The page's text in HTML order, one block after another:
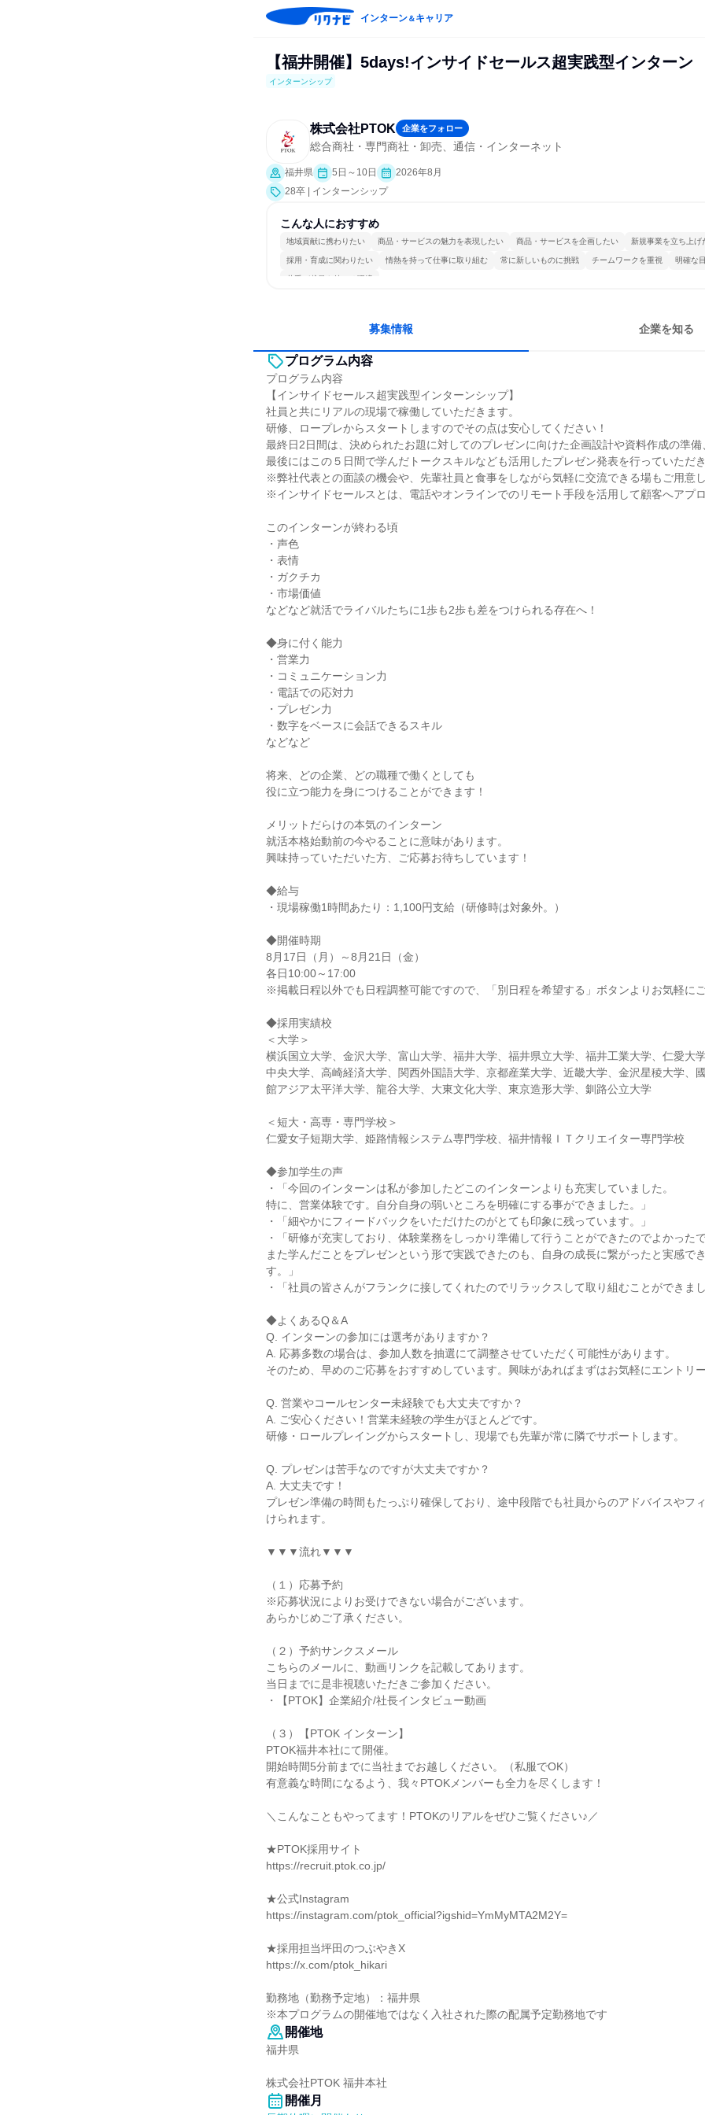
インターン＆キャリア
【福井開催】5days!インサイドセールス超実践型インターン
インターンシップ
株式会社PTOK 企業をフォロー
総合商社・専門商社・卸売、通信・インターネット
福井県 5日～10日
2026年8月
28卒 | インターンシップ
こんな人におすすめ
地域貢献に携わりたい 商品・サービスの魅力を表現したい 商品・サービスを企画したい 新規事業を立ち上げ
採用・育成に関わりたい 情熱を持って仕事に取り組む 常に新しいものに挑戦 チームワークを重視 明確な
若手が裁量を持てる環境
募集情報 企業を知る
プログラム内容
プログラム内容
【インサイドセールス超実践型インターンシップ】
社員と共にリアルの現場で稼働していただきます。
研修、ロープレからスタートしますのでその点は安心してください！
最終日2日間は、決められたお題に対してのプレゼンに向けた企画設計や資料作成の準備
最後にはこの５日間で学んだトークスキルなども活用したプレゼン発表を行っていただき
※弊社代表との面談の機会や、先輩社員と食事をしながら気軽に交流できる場もご用意
※インサイドセールスとは、電話やオンラインでのリモート手段を活用して顧客へアプロ
このインターンが終わる頃
・声色
・表情
・ガクチカ
・市場価値
などなど就活でライバルたちに1歩も2歩も差をつけられる存在へ！
◆身に付く能力
・営業力
・コミュニケーション力
・電話での応対力
・プレゼン力
・数字をベースに会話できるスキル
などなど
将来、どの企業、どの職種で働くとしても
役に立つ能力を身につけることができます！
メリットだらけの本気のインターン
就活本格始動前の今やることに意味があります。
興味持っていただいた方、ご応募お待ちしています！
◆給与
・現場稼働1時間あたり：1,100円支給（研修時は対象外。）
◆開催時期
8月17日（月）～8月21日（金）
各日10:00～17:00
※掲載日程以外でも日程調整可能ですので、「別日程を希望する」ボタンよりお気軽に
◆採用実績校
＜大学＞
横浜国立大学、金沢大学、富山大学、福井大学、福井県立大学、福井工業大学、仁愛大学
中央大学、高崎経済大学、関西外国語大学、京都産業大学、近畿大学、金沢星稜大学、
館アジア太平洋大学、龍谷大学、大東文化大学、東京造形大学、釧路公立大学
＜短大・高専・専門学校＞
仁愛女子短期大学、姫路情報システム専門学校、福井情報ＩＴクリエイター専門学校
◆参加学生の声
・「今回のインターンは私が参加したどこのインターンよりも充実していました。
特に、営業体験です。自分自身の弱いところを明確にする事ができました。」
・「細やかにフィードバックをいただけたのがとても印象に残っています。」
・「研修が充実しており、体験業務をしっかり準備して行うことができたのでよかったで
また学んだことをプレゼンという形で実践できたのも、自身の成長に繋がったと実感で
す。」
・「社員の皆さんがフランクに接してくれたのでリラックスして取り組むことができまし
◆よくあるQ＆A
Q. インターンの参加には選考がありますか？
A. 応募多数の場合は、参加人数を抽選にて調整させていただく可能性があります。
そのため、早めのご応募をおすすめしています。興味があればまずはお気軽にエントリ
Q. 営業やコールセンター未経験でも大丈夫ですか？
A. ご安心ください！営業未経験の学生がほとんどです。
研修・ロールプレイングからスタートし、現場でも先輩が常に隣でサポートします。
Q. プレゼンは苦手なのですが大丈夫ですか？
A. 大丈夫です！
プレゼン準備の時間もたっぷり確保しており、途中段階でも社員からのアドバイスやフ
けられます。
▼▼▼流れ▼▼▼
（１）応募予約
※応募状況によりお受けできない場合がございます。
あらかじめご了承ください。
（２）予約サンクスメール
こちらのメールに、動画リンクを記載してあります。
当日までに是非視聴いただきご参加ください。
・【PTOK】企業紹介/社長インタビュー動画
（３）【PTOK インターン】
PTOK福井本社にて開催。
開始時間5分前までに当社までお越しください。（私服でOK）
有意義な時間になるよう、我々PTOKメンバーも全力を尽くします！
＼こんなこともやってます！PTOKのリアルをぜひご覧ください♪／
★PTOK採用サイト
https://recruit.ptok.co.jp/
★公式Instagram
https://instagram.com/ptok_official?igshid=YmMyMTA2M2Y=
★採用担当坪田のつぶやきX
https://x.com/ptok_hikari
勤務地（勤務予定地）：福井県
※本プログラムの開催地ではなく入社された際の配属予定勤務地です
開催地
福井県
株式会社PTOK 福井本社
開催月